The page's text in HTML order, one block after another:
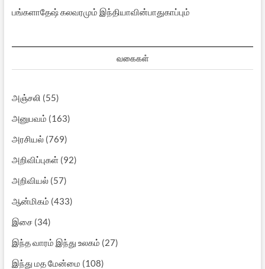
பங்களாதேஷ் கலவரமும் இந்தியாவின்பாதுகாப்பும்
வகைகள்
அஞ்சலி (55)
அனுபவம் (163)
அரசியல்(769)
அறிவிப்புகள்(92)
அறிவியல்(57)
ஆன்மிகம் (433)
இசை(34)
இந்த வாரம் இந்து உலகம் (27)
இந்து மத மேன்மை (108)